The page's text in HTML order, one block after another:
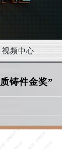
视频中心
铸件金奖”